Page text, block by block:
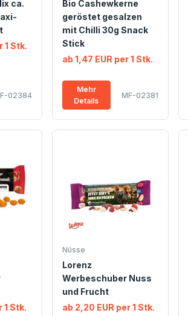
ca.
1 Stk.
02384
Bio Cashewkerne
geröstet gesalzen
mit Chilli 30g Snack
Stick
ab 1,47 EUR per 1 Stk.
Mehr
Details
MF-02381
1 Stk.
Nüsse
Lorenz
Werbeschuber Nuss
und Frucht
ab 2,20 EUR per 1 Stk.